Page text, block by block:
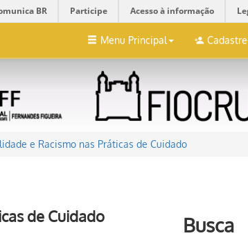
BR Participe Acesso à informação
Menu Principal
e Racismo nas Práticas de Cuidado
de Cuidado Busca